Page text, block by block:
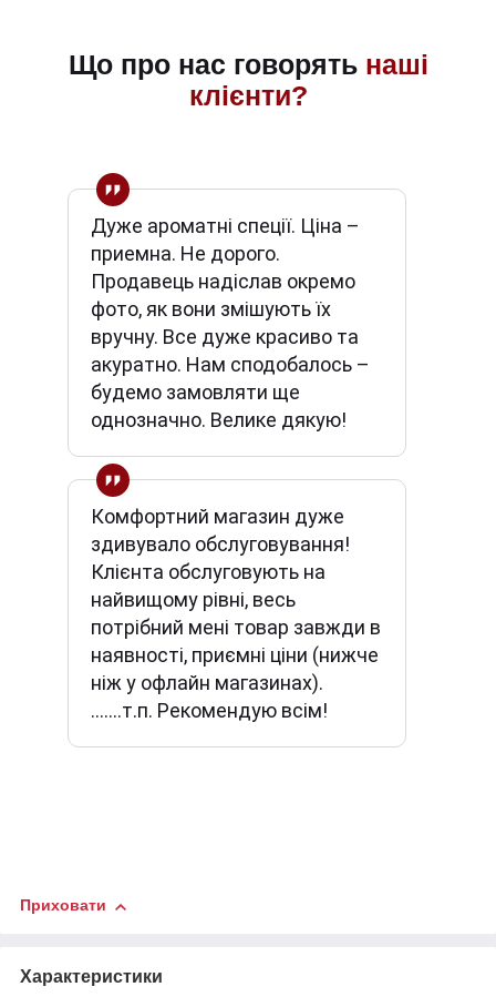
Що про нас говорять наші
клієнти?
Дуже ароматні спеції. Ціна –
приемна. Не дорого.
Продавець надіслав окремо
фото, як вони змішують їх
вручну. Все дуже красиво та
акуратно. Нам сподобалось –
будемо замовляти ще
однозначно. Велике дякую!
Комфортний магазин дуже
здивувало обслуговування!
Клієнта обслуговують на
найвищому рівні, весь
потрібний мені товар завжди в
наявності, приємні ціни (нижче
ніж у офлайн магазинах).
.......т.п. Рекомендую всім!
Приховати
Характеристики